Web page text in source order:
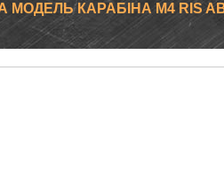
КАРАБІНА M4 RIS